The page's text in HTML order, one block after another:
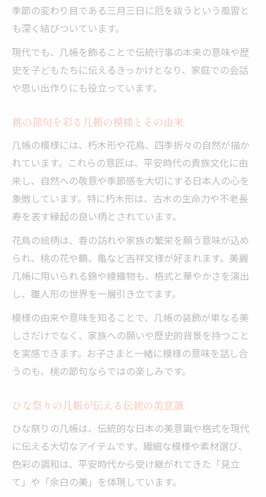
季節の変わり目である三月三日に厄を祓うという風習と
も深く結びついています。
現代でも、几帳を飾ることで伝統行事の本来の意味や歴
史を子どもたちに伝えるきっかけとなり、家庭での会話
や思い出作りにも役立っています。
桃の節句を彩る几帳の模様とその由来
几帳の模様には、朽木形や花鳥、四季折々の自然が描か
れています。これらの意匠は、平安時代の貴族文化に由
来し、自然への敬意や季節感を大切にする日本人の心を
象徴しています。特に朽木形は、古木の生命力や不老長
寿を表す縁起の良い柄とされています。
花鳥の絵柄は、春の訪れや家族の繁栄を願う意味が込め
られ、桃の花や鶴、亀など吉祥文様が好まれます。美麗
几帳に用いられる錦や綾織物も、格式と華やかさを演出
し、雛人形の世界を一層引き立てます。
模様の由来や意味を知ることで、几帳の装飾が単なる美
しさだけでなく、家族への願いや歴史的背景を持つこと
を実感できます。お子さまと一緒に模様の意味を話し合
うのも、桃の節句ならではの楽しみです。
ひな祭りの几帳が伝える伝統の美意識
ひな祭りの几帳は、伝統的な日本の美意識や格式を現代
に伝える大切なアイテムです。繊細な模様や素材選び、
色彩の調和は、平安時代から受け継がれてきた「見立
て」や「余白の美」を体現しています。